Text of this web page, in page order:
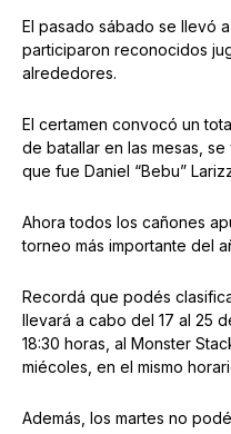
El pasado sábado se llevó
participaron reconocidos
alrededores.
El certamen convocó un
de batallar en las mesas,
que fue Daniel “Bebu”
Ahora todos los cañones
torneo más importante del
Recordá que podés
llevará a cabo del 17 al 25
18:30 horas, al Monster
miécoles, en el mismo
Además, los martes no